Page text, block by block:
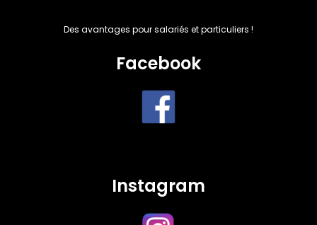
Des avantages pour salariés et particuliers !
Facebook
Instagram